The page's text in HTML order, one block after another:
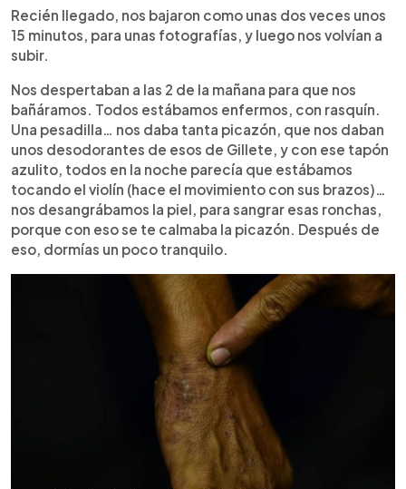
Recién llegado, nos bajaron como unas dos veces unos
15 minutos, para unas fotografías, y luego nos volvían a
subir.
Nos despertaban a las 2 de la mañana para que nos
bañáramos. Todos estábamos enfermos, con rasquín.
Una pesadilla… nos daba tanta picazón, que nos daban
unos desodorantes de esos de Gillete, y con ese tapón
azulito, todos en la noche parecía que estábamos
tocando el violín (hace el movimiento con sus brazos)…
nos desangrábamos la piel, para sangrar esas ronchas,
porque con eso se te calmaba la picazón. Después de
eso, dormías un poco tranquilo.